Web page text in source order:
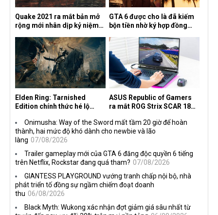
Quake 2021 ra mắt bản mở
rộng mới nhân dịp kỷ niệm
the Machine
GTA 6 được cho là đã kiếm
bộn tiền nhờ ký hợp đồng
Elden Ring: Tarnished
Edition chính thức hé lộ
ASUS Republic of Gamers
ra mắt ROG Strix SCAR 18
Onimusha: Way of the Sword mất tầm 20 giờ để hoàn
thành, hai mức độ khó dành cho newbie và lão
làng 07/08/2026
Trailer gameplay mới của GTA 6 đăng độc quyền 6 tiếng
trên Netflix, Rockstar đang quá tham? 07/08/2026
GIANTESS PLAYGROUND vướng tranh chấp nội bộ, nhà
phát triển tố đồng sự ngầm chiếm đoạt doanh
thu 06/08/2026
Black Myth: Wukong xác nhận đợt giảm giá sâu nhất từ